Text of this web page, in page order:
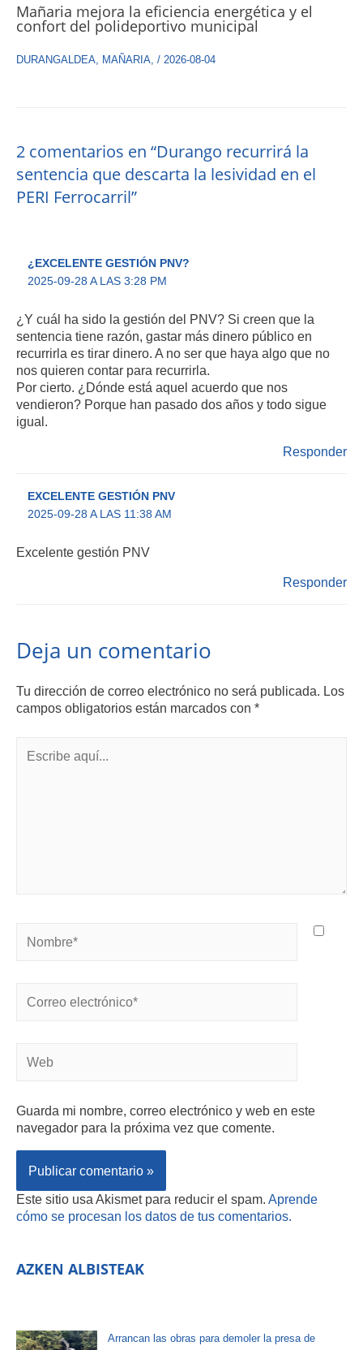
Mañaria mejora la eficiencia energética y el
confort del polideportivo municipal
DURANGALDEA MAÑARIA / 2026-08-04
2 comentarios en “Durango recurrirá la
sentencia que descarta la lesividad en el
PERI Ferrocarril”
¿EXCELENTE GESTIÓN PNV?
2025-09-28 A LAS 3:28 PM
¿Y cuál ha sido la gestión del PNV? Si creen que la
sentencia tiene razón, gastar más dinero público en
recurrirla es tirar dinero. A no ser que haya algo que no
nos quieren contar para recurrirla.
Por cierto. ¿Dónde está aquel acuerdo que nos
vendieron? Porque han pasado dos años y todo sigue
igual.
Responder
EXCELENTE GESTIÓN PNV
2025-09-28 A LAS 11:38 AM
Excelente gestión PNV
Responder
Deja un comentario
Tu dirección de correo electrónico no será publicada. Los
campos obligatorios están marcados con *
Guarda mi nombre, correo electrónico y web en este
navegador para la próxima vez que comente.
Este sitio usa Akismet para reducir el spam. Aprende
cómo se procesan los datos de tus comentarios.
AZKEN ALBISTEAK
Arrancan las obras para demoler la presa de